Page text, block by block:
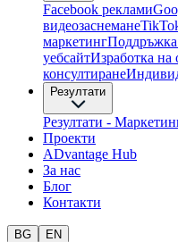
Facebook реклами
видеозаснемане
маркетинг
уебсайтИзработка на
консултиране​
Резултати
Резултати -
Проекти
ADvantage Hub
За нас
Блог
Контакти
BG EN